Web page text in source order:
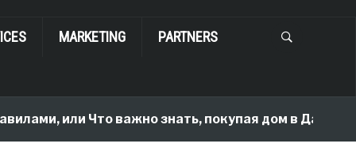
MARKETING PARTNERS
или Что важно знать, покупая дом в Далласе